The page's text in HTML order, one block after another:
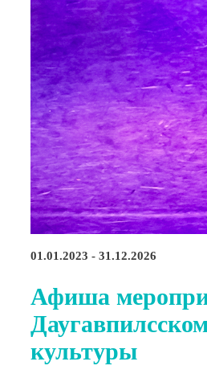
01.01.2023 - 31.12.2026
Афиша
культуры